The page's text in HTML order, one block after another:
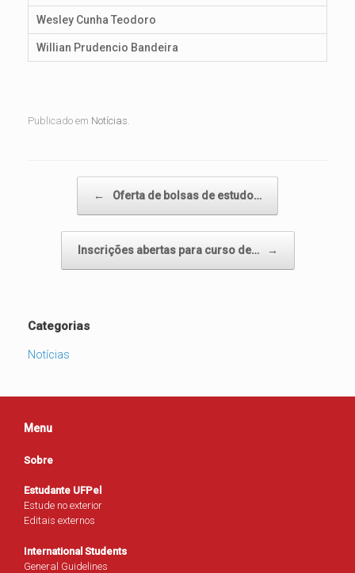
Wesley Cunha Teodoro
Willian Prudencio Bandeira
Publicado em Notícias
← Oferta de bolsas de estudo…
Inscrições abertas para curso de… →
Categorias
Notícias
Menu
Sobre
Estudante UFPel
Estude no exterior
Editais externos
International Students
General Guidelines